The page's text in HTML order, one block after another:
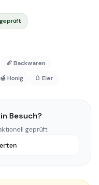
🥖 Backwaren
🍯 Honig 🥚 Eier
Besuch?
geprüft